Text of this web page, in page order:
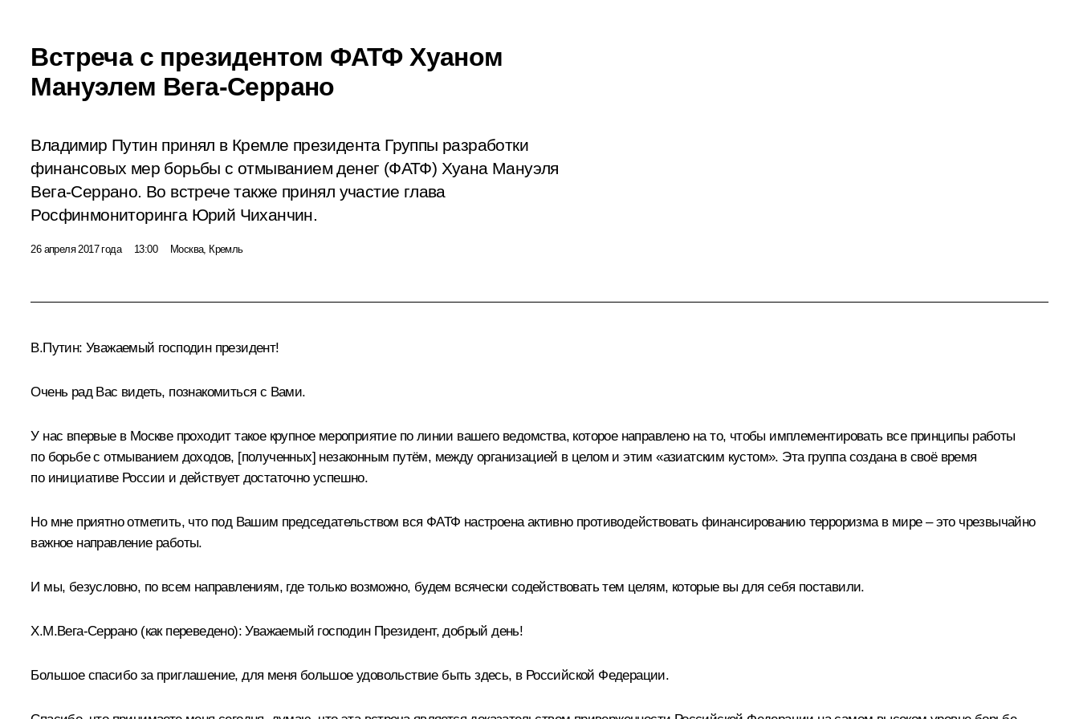
Встреча с президентом ФАТФ Хуаном
Мануэлем Вега-Серрано
Владимир Путин принял в Кремле президента Группы разработки
финансовых мер борьбы с отмыванием денег (ФАТФ) Хуана Мануэля
Вега-Серрано. Во встрече также принял участие глава
Росфинмониторинга Юрий Чиханчин.
26 апреля 2017 года 13:00 Москва, Кремль
В.Путин: Уважаемый господин президент!
Очень рад Вас видеть, познакомиться с Вами.
У нас впервые в Москве проходит такое крупное мероприятие по линии вашего ведомства, которое направлено на то, чтобы имплементировать все принципы работы
по борьбе с отмыванием доходов, [полученных] незаконным путём, между организацией в целом и этим «азиатским кустом». Эта группа создана в своё время
по инициативе России и действует достаточно успешно.
Но мне приятно отметить, что под Вашим председательством вся ФАТФ настроена активно противодействовать финансированию терроризма в мире – это чрезвычайно
важное направление работы.
И мы, безусловно, по всем направлениям, где только возможно, будем всячески содействовать тем целям, которые вы для себя поставили.
Х.М.Вега-Серрано (как переведено):Уважаемый господин Президент, добрый день!
Большое спасибо за приглашение, для меня большое удовольствие быть здесь, в Российской Федерации.